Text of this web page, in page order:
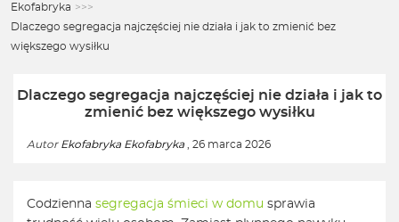
Ekofabryka >>>
Dlaczego segregacja najczęściej nie działa i jak to zmienić bez
większego wysiłku
Dlaczego segregacja najczęściej nie działa i jak to
zmienić bez większego wysiłku
Autor Ekofabryka Ekofabryka , 26 marca 2026
Codzienna segregacja śmieci w domu sprawia